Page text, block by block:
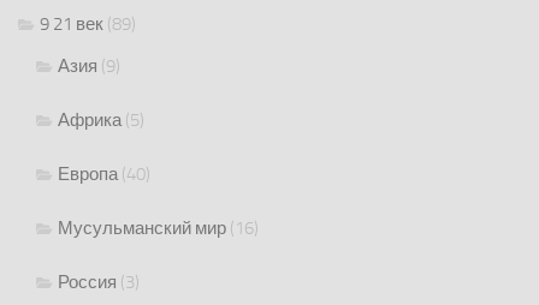
9 21 век (89)
Азия (9)
Африка(5)
Европа(40)
Мусульманский мир (16)
Россия (3)